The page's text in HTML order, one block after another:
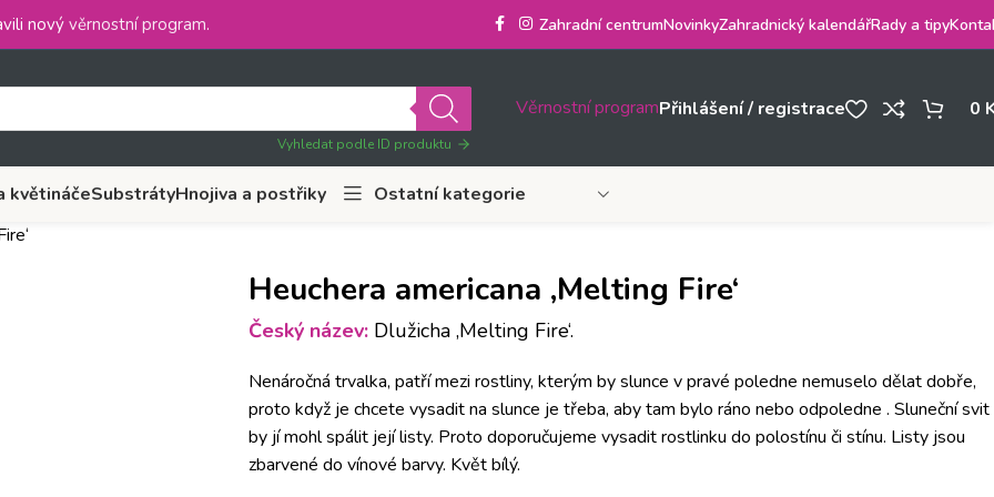
nový věrnostní program. Zahradní centrumNovinkyZahradnický kalendářRady a tipy
Vyhledat podle ID produktu
Věrnostní programPřihlášení / registrace 0
květináčeSubstrátyHnojiva a postřiky
Ostatní kategorie
Heuchera americana ‚Melting Fire‘
Český název: Dlužicha ‚Melting Fire‘.
Nenáročná trvalka, patří mezi rostliny, kterým by slunce v pravé poledne nemuselo dělat dobře,
proto když je chcete vysadit na slunce je třeba, aby tam bylo ráno nebo odpoledne . Sluneční svit
by jí mohl spálit její listy. Proto doporučujeme vysadit rostlinku do polostínu či stínu. Listy jsou
zbarvené do vínové barvy. Květ bílý.